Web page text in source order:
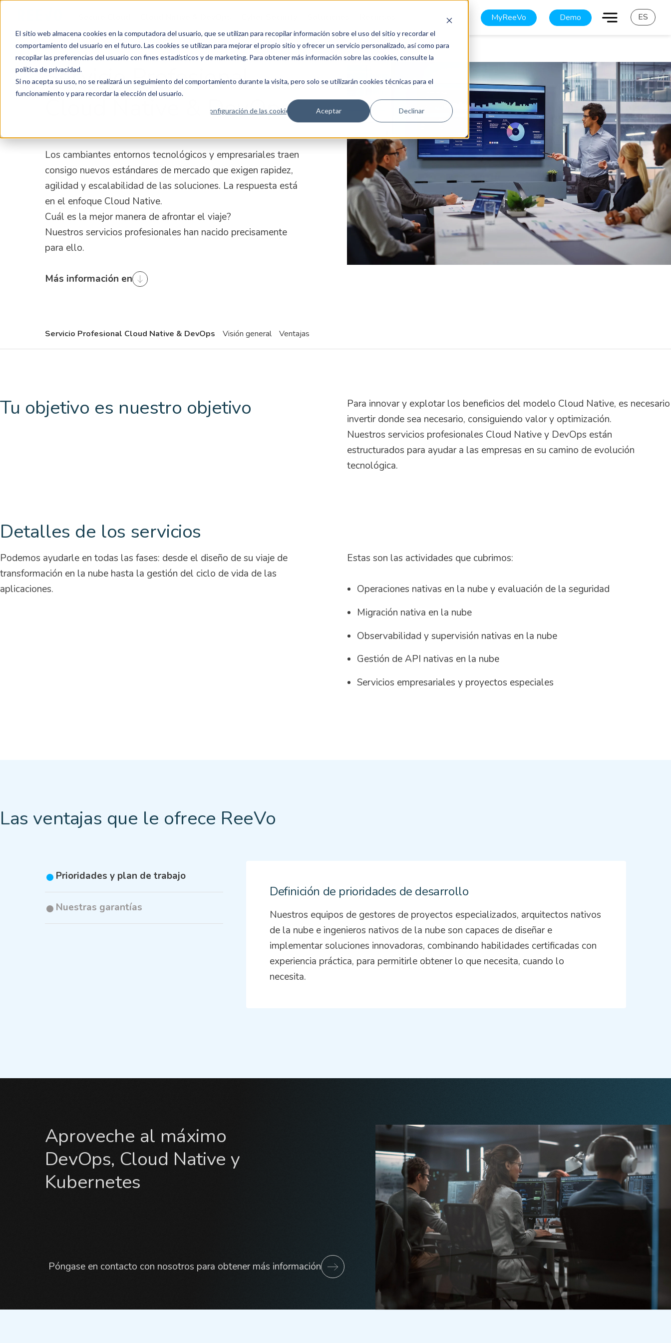
El sitio web almacena cookies en la computadora del usuario, que se utilizan para recopilar información sobre el uso del sitio y recordar el
comportamiento del usuario en el futuro. Las cookies se utilizan para mejorar el propio sitio y ofrecer un servicio personalizado, así como para
recopilar las preferencias del usuario con fines estadísticos y de marketing. Para obtener más información sobre las cookies, consulte la
política de privacidad.
Si no acepta su uso, no se realizará un seguimiento del comportamiento durante la visita, pero solo se utilizarán cookies técnicas para el
funcionamiento y para recordar la elección del usuario.
Configuración de las cookies Aceptar Declinar
MyReeVo Demo ES
Servicio Profesional
Cloud Native & DevOps
Los cambiantes entornos tecnológicos y empresariales traen
consigo nuevos estándares de mercado que exigen rapidez,
agilidad y escalabilidad de las soluciones. La respuesta está
en el enfoque Cloud Native.
Cuál es la mejor manera de afrontar el viaje?
Nuestros servicios profesionales han nacido precisamente
para ello.
Más información en
Servicio Profesional Cloud Native & DevOps Visión general Ventajas
Tu objetivo es nuestro objetivo
Para innovar y explotar los beneficios del modelo Cloud Native, es necesario
invertir donde sea necesario, consiguiendo valor y optimización.
Nuestros servicios profesionales Cloud Native y DevOps están
estructurados para ayudar a las empresas en su camino de evolución
tecnológica.
Detalles de los servicios
Podemos ayudarle en todas las fases: desde el diseño de su viaje de
transformación en la nube hasta la gestión del ciclo de vida de las
aplicaciones.
Estas son las actividades que cubrimos:
Operaciones nativas en la nube y evaluación de la seguridad
Migración nativa en la nube
Observabilidad y supervisión nativas en la nube
Gestión de API nativas en la nube
Servicios empresariales y proyectos especiales
Las ventajas que le ofrece ReeVo
Prioridades y plan de trabajo
Nuestras garantías
Definición de prioridades de desarrollo
Nuestros equipos de gestores de proyectos especializados, arquitectos nativos
de la nube e ingenieros nativos de la nube son capaces de diseñar e
implementar soluciones innovadoras, combinando habilidades certificadas con
experiencia práctica, para permitirle obtener lo que necesita, cuando lo
necesita.
Aproveche al máximo
DevOps, Cloud Native y
Kubernetes
Póngase en contacto con nosotros para obtener más información